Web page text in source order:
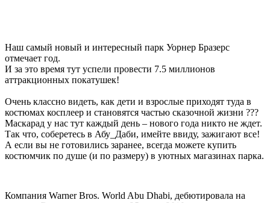
Наш самый новый и интересный парк Уорнер Бразерс
отмечает год.
И за это время тут успели провести 7.5 миллионов
аттракционных покатушек!
Очень классно видеть, как дети и взрослые приходят туда в
костюмах косплеер и становятся частью сказочной жизни ???
Маскарад у нас тут каждый день – нового года никто не ждет.
Так что, соберетесь в Абу_Даби, имейте ввиду, зажигают все!
А если вы не готовились заранее, всегда можете купить
костюмчик по душе (и по размеру) в уютных магазинах парка.
Компания Warner Bros. World Abu Dhabi, дебютировала на